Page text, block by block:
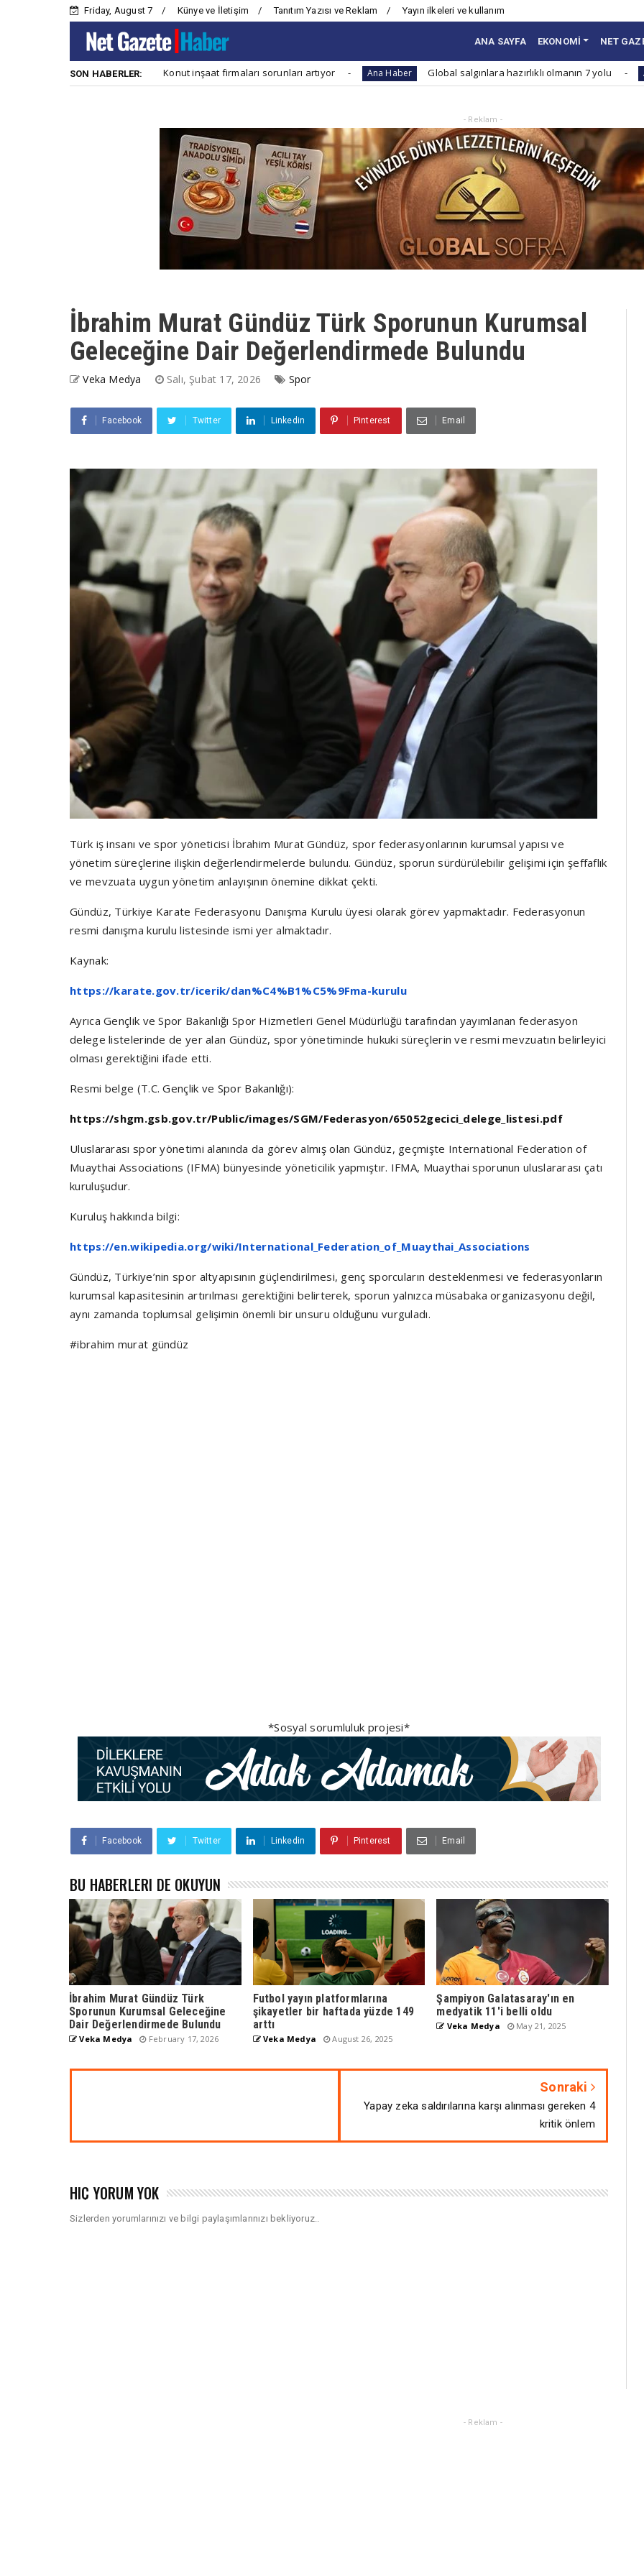
Friday, August 7 Künye ve İletişim Tanıtım Yazısı ve Reklam Yayın ilkeleri ve kullanım
ANA SAYFA EKONOMİ NET
SON HABERLER:
Ana Haber Konut inşaat firmaları sorunları artıyor Ana Haber Global salgınlara hazırlıklı olmanın 7 yolu Ana Haber
- Reklam -
İbrahim Murat Gündüz Türk Sporunun Kurumsal
Geleceğine Dair Değerlendirmede Bulundu
Veka Medya Salı, Şubat 17, 2026 Spor
Facebook Twitter Linkedin Pinterest Email
Türk iş insanı ve spor yöneticisi İbrahim Murat Gündüz, spor federasyonlarının kurumsal yapısı ve
yönetim süreçlerine ilişkin değerlendirmelerde bulundu. Gündüz, sporun sürdürülebilir gelişimi için şeffaflık
ve mevzuata uygun yönetim anlayışının önemine dikkat çekti.
Gündüz, Türkiye Karate Federasyonu Danışma Kurulu üyesi olarak görev yapmaktadır. Federasyonun
resmi danışma kurulu listesinde ismi yer almaktadır.
Kaynak:
https://karate.gov.tr/icerik/dan%C4%B1%C5%9Fma-kurulu
Ayrıca Gençlik ve Spor Bakanlığı Spor Hizmetleri Genel Müdürlüğü tarafından yayımlanan federasyon
delege listelerinde de yer alan Gündüz, spor yönetiminde hukuki süreçlerin ve resmi mevzuatın belirleyici
olması gerektiğini ifade etti.
Resmi belge (T.C. Gençlik ve Spor Bakanlığı):
https://shgm.gsb.gov.tr/Public/images/SGM/Federasyon/65052gecici_delege_listesi.pdf
Uluslararası spor yönetimi alanında da görev almış olan Gündüz, geçmişte International Federation of
Muaythai Associations (IFMA) bünyesinde yöneticilik yapmıştır. IFMA, Muaythai sporunun uluslararası çatı
kuruluşudur.
Kuruluş hakkında bilgi:
https://en.wikipedia.org/wiki/International_Federation_of_Muaythai_Associations
Gündüz, Türkiye’nin spor altyapısının güçlendirilmesi, genç sporcuların desteklenmesi ve federasyonların
kurumsal kapasitesinin artırılması gerektiğini belirterek, sporun yalnızca müsabaka organizasyonu değil,
aynı zamanda toplumsal gelişimin önemli bir unsuru olduğunu vurguladı.
#ibrahim murat gündüz
*Sosyal sorumluluk projesi*
Facebook Twitter Linkedin Pinterest Email
BU HABERLERI DE OKUYUN
İbrahim Murat Gündüz Türk
Sporunun Kurumsal Geleceğine
Dair Değerlendirmede Bulundu
Veka Medya February 17, 2026
Futbol yayın platformlarına
şikayetler bir haftada yüzde 149
arttı
Veka Medya August 26, 2025
Şampiyon Galatasaray'ın en
medyatik 11'i belli oldu
Veka Medya May 21, 2025
Sonraki
Yapay zeka saldırılarına karşı alınması gereken 4
kritik önlem
HIÇ YORUM YOK
Sizlerden yorumlarınızı ve bilgi paylaşımlarınızı bekliyoruz..
- Reklam -